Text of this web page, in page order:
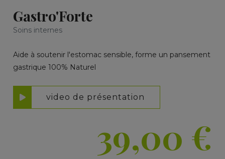
Gastro'Forte
Soins internes
Aide à soutenir l'estomac sensible, forme un pansement
gastrique 100% Naturel
video de présentation
39,00 €